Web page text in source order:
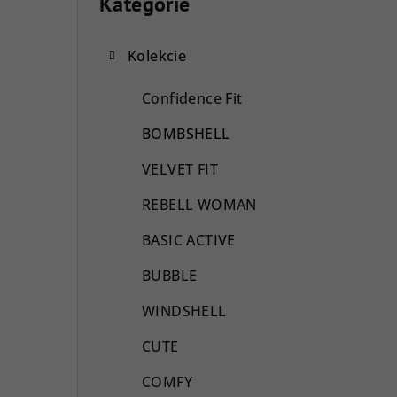
kategórie
Kolekcie
Confidence Fit
BOMBSHELL
VELVET FIT
REBELL WOMAN
BASIC ACTIVE
BUBBLE
WINDSHELL
CUTE
COMFY